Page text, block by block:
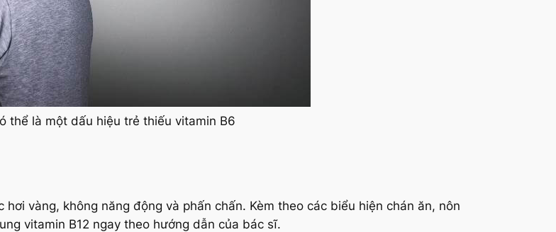
thể là một dấu hiệu trẻ thiếu vitamin B6
vàng, không năng động và phấn chấn. Kèm theo các biểu hiện chán ăn, nôn
vitamin B12 ngay theo hướng dẫn của bác sĩ.